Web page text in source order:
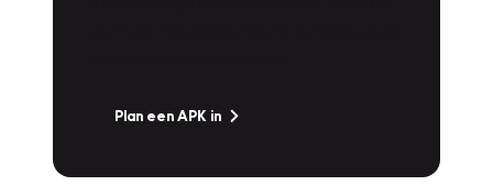
Plan een APK in